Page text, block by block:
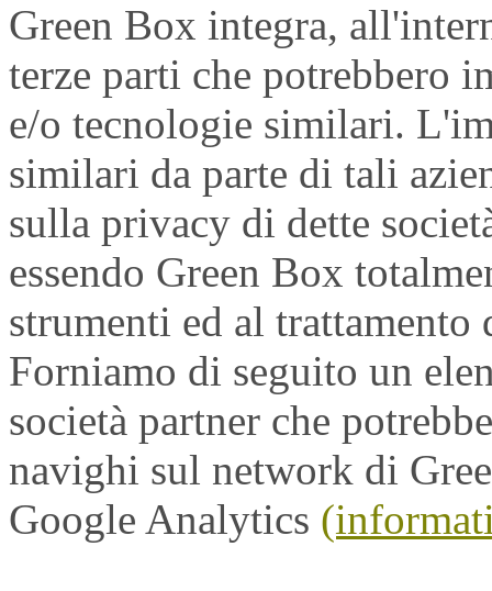
Green Box integra,
terze parti che potrebbero
e/o tecnologie similari.
similari da parte di tali
sulla privacy di dette
essendo Green Box
strumenti ed al
Forniamo di seguito un
società partner che
navighi sul network di
Google Analytics